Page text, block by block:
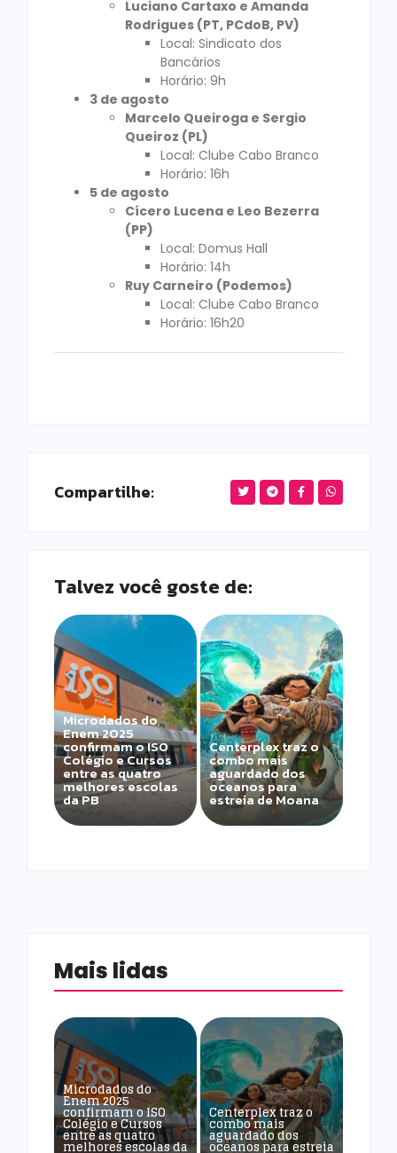
Luciano Cartaxo e Amanda
Rodrigues (PT, PCdoB, PV)
Local: Sindicato dos
Bancários
Horário: 9h
3 de agosto
Marcelo Queiroga e Sergio
Queiroz (PL)
Local: Clube Cabo Branco
Horário: 16h
5 de agosto
Cícero Lucena e Leo Bezerra
(PP)
Local: Domus Hall
Horário: 14h
Ruy Carneiro (Podemos)
Local: Clube Cabo Branco
Horário: 16h20
Compartilhe:
Talvez você goste de:
Microdados do
Enem 2025
confirmam o ISO
Colégio e Cursos
entre as quatro
melhores escolas
da PB
Centerplex traz o
combo mais
aguardado dos
oceanos para
estreia de Moana
Mais lidas
Microdados do
Enem 2025
confirmam o ISO
Colégio e Cursos
entre as quatro
melhores escolas da
Centerplex traz o
combo mais
aguardado dos
oceanos para estreia